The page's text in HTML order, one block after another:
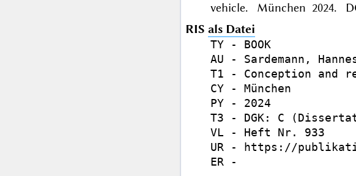
vehicle. München 2024.
RIS als Datei
TY - BOOK
AU - Sardemann,
T1 - Conception and
CY - München
PY - 2024
T3 - DGK: C
VL - Heft Nr. 933
UR - https://